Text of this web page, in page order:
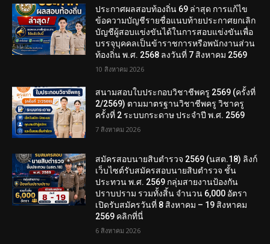
ประกาศผลสอบท้องถิ่น 69 ล่าสุด การแก้ไข
ข้อความบัญชีรายชื่อแนบท้ายประกาศยกเลิก
บัญชีผู้สอบแข่งขันได้ในการสอบแข่งขันเพื่อ
บรรจุบุคคลเป็นข้าราชการหรือพนักงานส่วน
ท้องถิ่น พ.ศ. 2568 ลงวันที่ 7 สิงหาคม 2569
10 สิงหาคม 2026
สนามสอบใบประกอบวิชาชีพครู 2569 (ครั้งที่
2/2569) ตามมาตรฐานวิชาชีพครู วิชาครู
ครั้งที่ 2 ระบบกระดาษ ประจำปี พ.ศ. 2569
7 สิงหาคม 2026
สมัครสอบนายสิบตำรวจ 2569 (นสต.18) ลิงก์
เว็บไซต์รับสมัครสอบนายสิบตำรวจ ชั้น
ประทวน พ.ศ. 2569 กลุ่มสายงานป้องกัน
ปราบปราม รวมทั้งสิ้น จำนวน 6,000 อัตรา
เปิดรับสมัครวันที่ 8 สิงหาคม – 19 สิงหาคม
2569 คลิกที่นี่
6 สิงหาคม 2026